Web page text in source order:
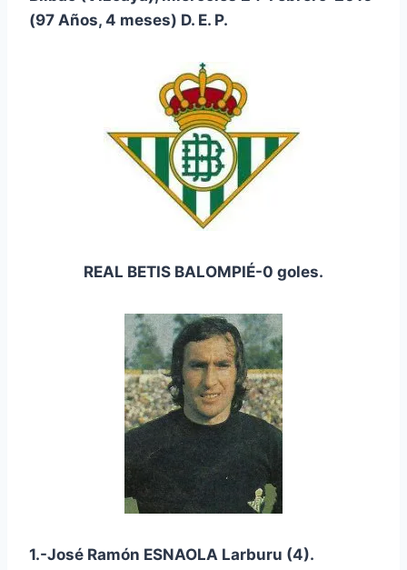
(97 Años, 4 meses) D. E. P.
REAL BETIS BALOMPIÉ-0 goles.
1.-José Ramón ESNAOLA Larburu (4).